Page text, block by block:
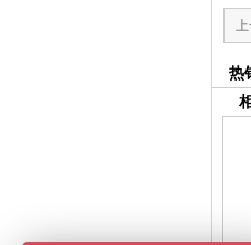
上
热